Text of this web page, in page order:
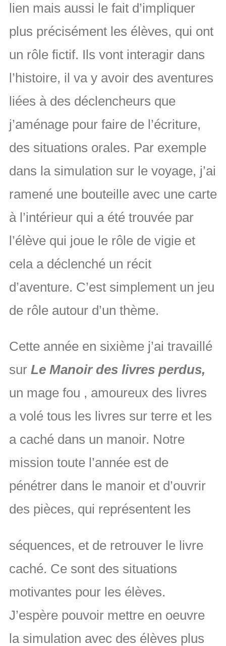
lien mais aussi le fait d’impliquer
plus précisément les élèves, qui ont
un rôle fictif. Ils vont interagir dans
l’histoire, il va y avoir des aventures
liées à des déclencheurs que
j’aménage pour faire de l’écriture,
des situations orales. Par exemple
dans la simulation sur le voyage, j’ai
ramené une bouteille avec une carte
à l’intérieur qui a été trouvée par
l’élève qui joue le rôle de vigie et
cela a déclenché un récit
d’aventure. C’est simplement un jeu
de rôle autour d’un thème.
Cette année en sixième j’ai travaillé
sur Le Manoir des livres perdus,
un mage fou , amoureux des livres
a volé tous les livres sur terre et les
a caché dans un manoir. Notre
mission toute l’année est de
pénétrer dans le manoir et d’ouvrir
des pièces, qui représentent les
séquences, et de retrouver le livre
caché. Ce sont des situations
motivantes pour les élèves.
J’espère pouvoir mettre en oeuvre
la simulation avec des élèves plus